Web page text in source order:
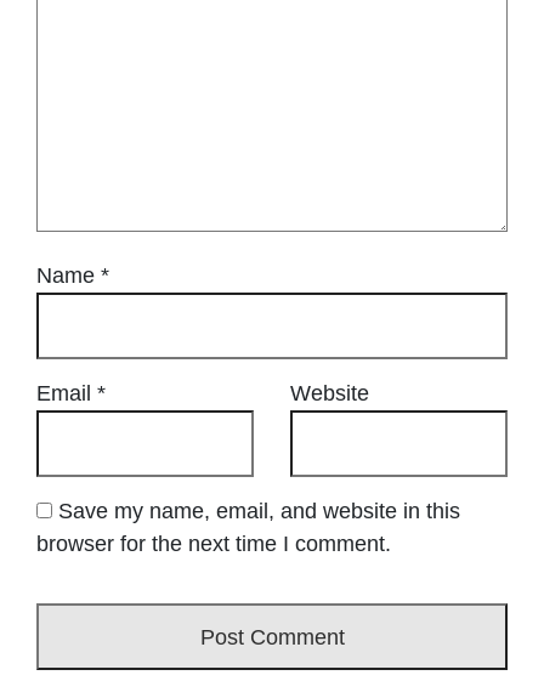
Name *
Email * Website
Save my name, email, and website in this
browser for the next time I comment.